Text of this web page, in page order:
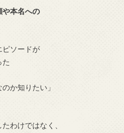
や本名への
ピソードが
た
か知りたい」
わけではなく、